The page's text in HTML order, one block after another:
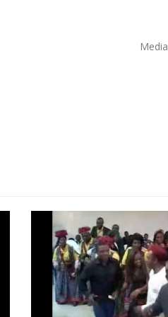
Media